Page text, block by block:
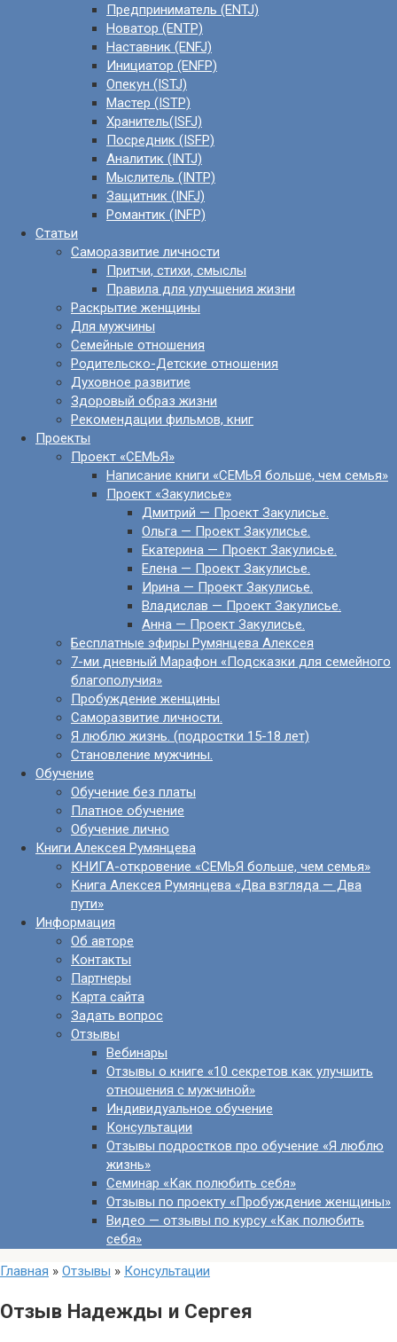
Предприниматель (ENTJ)
Новатор (ENTP)
Наставник (ENFJ)
Инициатор (ENFP)
Опекун (ISTJ)
Мастер (ISTP)
Хранитель(ISFJ)
Посредник (ISFP)
Аналитик (INTJ)
Мыслитель (INTP)
Защитник (INFJ)
Романтик (INFP)
Статьи
Саморазвитие личности
Притчи, стихи, смыслы
Правила для улучшения жизни
Раскрытие женщины
Для мужчины
Семейные отношения
Родительско-Детские отношения
Духовное развитие
Здоровый образ жизни
Рекомендации фильмов, книг
Проекты
Проект «СЕМЬЯ»
Написание книги «СЕМЬЯ больше, чем семья»
Проект «Закулисье»
Дмитрий — Проект Закулисье.
Ольга — Проект Закулисье.
Екатерина — Проект Закулисье.
Елена — Проект Закулисье.
Ирина — Проект Закулисье.
Владислав — Проект Закулисье.
Анна — Проект Закулисье.
Бесплатные эфиры Румянцева Алексея
7-ми дневный Марафон «Подсказки для семейного
благополучия»
Пробуждение женщины
Саморазвитие личности.
Я люблю жизнь. (подростки 15-18 лет)
Становление мужчины.
Обучение
Обучение без платы
Платное обучение
Обучение лично
Книги Алексея Румянцева
КНИГА-откровение «СЕМЬЯ больше, чем семья»
Книга Алексея Румянцева «Два взгляда — Два
пути»
Информация
Об авторе
Контакты
Партнеры
Карта сайта
Задать вопрос
Отзывы
Вебинары
Отзывы о книге «10 секретов как улучшить
отношения с мужчиной»
Индивидуальное обучение
Консультации
Отзывы подростков про обучение «Я люблю
жизнь»
Семинар «Как полюбить себя»
Отзывы по проекту «Пробуждение женщины»
Видео — отзывы по курсу «Как полюбить
себя»
Главная » Отзывы » Консультации
Отзыв Надежды и Сергея